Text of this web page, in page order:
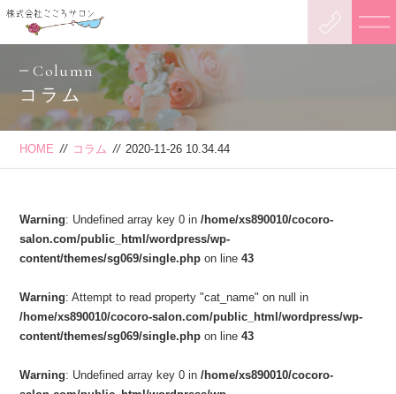
Column
コラム
HOME // コラム // 2020-11-26 10.34.44
Warning: Undefined array key 0 in/home/xs890010/cocoro-
salon.com/public_html/wordpress/wp-
content/themes/sg069/single.php on line43
Warning: Attempt to read property "cat_name" on null in
/home/xs890010/cocoro-salon.com/public_html/wordpress/wp-
content/themes/sg069/single.php on line43
Warning: Undefined array key 0 in/home/xs890010/cocoro-